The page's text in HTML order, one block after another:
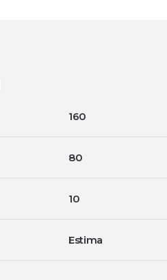
160
80
10
Estima